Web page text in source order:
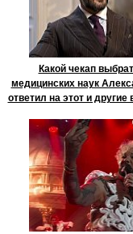
Какой чекап
медицинских наук
ответил на этот и